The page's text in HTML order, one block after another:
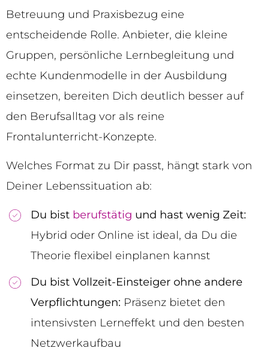
Betreuung und Praxisbezug eine
entscheidende Rolle. Anbieter, die kleine
Gruppen, persönliche Lernbegleitung und
echte Kundenmodelle in der Ausbildung
einsetzen, bereiten Dich deutlich besser auf
den Berufsalltag vor als reine
Frontalunterricht-Konzepte.
Welches Format zu Dir passt, hängt stark von
Deiner Lebenssituation ab:
Du bist berufstätig und hast wenig Zeit:
Hybrid oder Online ist ideal, da Du die
Theorie flexibel einplanen kannst
Du bist Vollzeit-Einsteiger ohne andere
Verpflichtungen: Präsenz bietet den
intensivsten Lerneffekt und den besten
Netzwerkaufbau